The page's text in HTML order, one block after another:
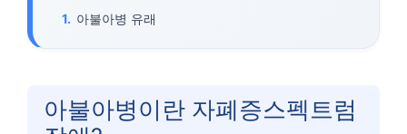
아불아병 유래
아불아병이란 자폐증스펙트럼